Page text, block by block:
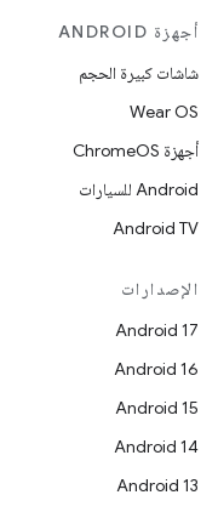
أجهزة ANDROID
شاشات كبيرة الحجم
Wear OS
أجهزة ChromeOS
Android للسيارات
Android TV
الإصدارات
Android 17
Android 16
Android 15
Android 14
Android 13